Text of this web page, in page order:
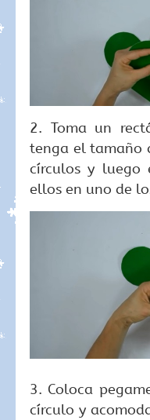
2. Toma un
tenga el tamaño
círculos y luego
ellos en uno de
3. Coloca
círculo y